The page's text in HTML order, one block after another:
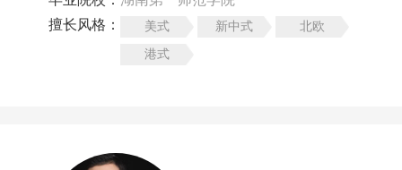
擅长风格：
美式 新中式 北欧
港式